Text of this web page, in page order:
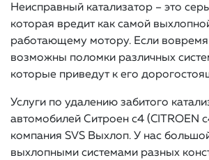
Неисправный катализатор – это
которая вредит как самой
работающему мотору. Если вовремя
возможны поломки различных
которые приведут к его
Услуги по удалению забитого
автомобилей Ситроен c4 (CITROEN
компания SVS Выхлоп. У нас
выхлопными системами разных